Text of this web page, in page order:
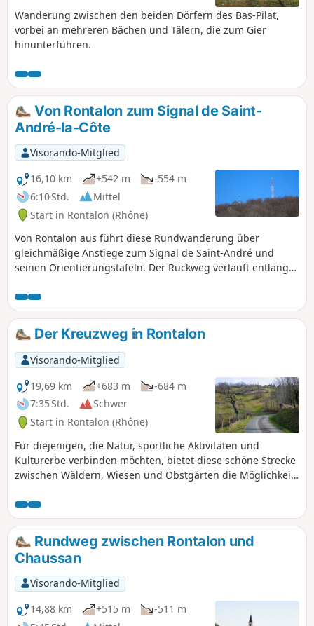
Wanderung zwischen den beiden Dörfern des Bas-Pilat,
vorbei an mehreren Bächen und Tälern, die zum Gier
hinunterführen.
Von Rontalon zum Signal de Saint-
André-la-Côte
Visorando-Mitglied
16,10 km
+542 m
-554 m
6:10 Std.
Mittel
Start in Rontalon (Rhône)
Von Rontalon aus führt diese Rundwanderung über
gleichmäßige Anstiege zum Signal de Saint-André und
seinen Orientierungstafeln. Der Rückweg verläuft entlang
Eisenbahnstrecke und folgt dem botanischen Lehrpfad von
Rontalon. Diese Tour ist eine Variante der Tour„Zwischen
Saint-André-la-Côte und Rontalon”.
Der Kreuzweg in Rontalon
Visorando-Mitglied
19,69 km
+683 m
-684 m
7:35 Std.
Schwer
Start in Rontalon (Rhône)
Für diejenigen, die Natur, sportliche Aktivitäten und
Kulturerbe verbinden möchten, bietet diese schöne Strecke
zwischen Wäldern, Wiesen und Obstgärten die Möglichkeit,
entdecken und bei schönem Wetter die herrliche Aussicht
auf die Alpen, das Rhonetal und das Pilat-Massiv zu
genießen.
Rundweg zwischen Rontalon und
Chaussan
Visorando-Mitglied
14,88 km
+515 m
-511 m